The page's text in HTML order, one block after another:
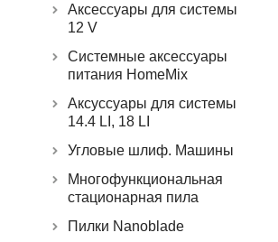
Аксессуары для системы
12 V
Системные аксессуары
питания HomeMix
Аксуссуары для системы
14.4 LI, 18 LI
Угловые шлиф. Машины
Многофункциональная
стационарная пила
Пилки Nanoblade